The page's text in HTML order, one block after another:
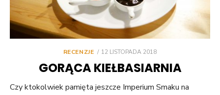
RECENZJE
POSTED
12 LISTOPADA 2018
GORĄCA KIEŁBASIARNIA
Czy ktokolwiek pamięta jeszcze Imperium Smaku na